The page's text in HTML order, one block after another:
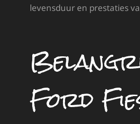
levensduur en prestaties
Ford